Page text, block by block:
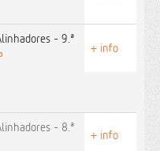
- 9.ª
+ info
- 8.ª
+ info